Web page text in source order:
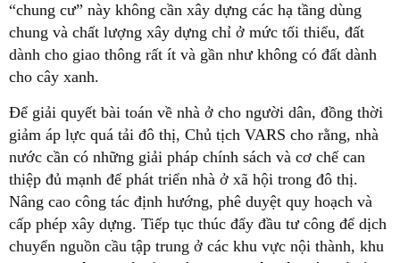
“chung cư” này không cần xây dựng các hạ tầng dùng
chung và chất lượng xây dựng chỉ ở mức tối thiểu, đất
dành cho giao thông rất ít và gần như không có đất dành
cho cây xanh.
Để giải quyết bài toán về nhà ở cho người dân, đồng thời
giảm áp lực quá tải đô thị, Chủ tịch VARS cho rằng, nhà
nước cần có những giải pháp chính sách và cơ chế can
thiệp đủ mạnh để phát triển nhà ở xã hội trong đô thị.
Nâng cao công tác định hướng, phê duyệt quy hoạch và
cấp phép xây dựng. Tiếp tục thúc đẩy đầu tư công để dịch
chuyển nguồn cầu tập trung ở các khu vực nội thành, khu